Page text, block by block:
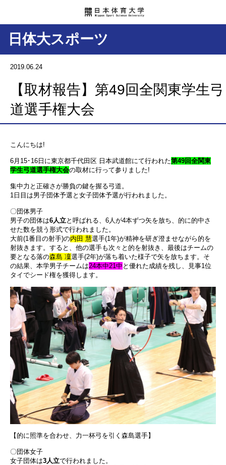
日体大スポーツ
2019.06.24
【取材報告】第49回全関東学生弓
道選手権大会
こんにちは!
6月15･16日に東京都千代田区 日本武道館にて行われた第49回全関東
学生弓道選手権大会の取材に行って参りました!
集中力と正確さが勝負の鍵を握る弓道。
1日目は男子団体予選と女子団体予選が行われました。
〇団体男子
男子の団体は6人立と呼ばれる、6人が4本ずつ矢を放ち、的に的中さ
せた数を競う形式で行われました。
大前(1番目の射手)の内田 慧選手(1年)が精神を研ぎ澄ませながら的を
射抜きます。すると、他の選手も次々と的を射抜き、最後はチームの
要となる落の森島 凜選手(2年)が落ち着いた様子で矢を放ちます。そ
の結果、本学男子チームは24本中21中 と優れた成績を残し、見事1位
タイでシード権を獲得します。
【的に照準を合わせ、力一杯弓を引く森島選手】
〇団体女子
女子団体は3人立で行われました。